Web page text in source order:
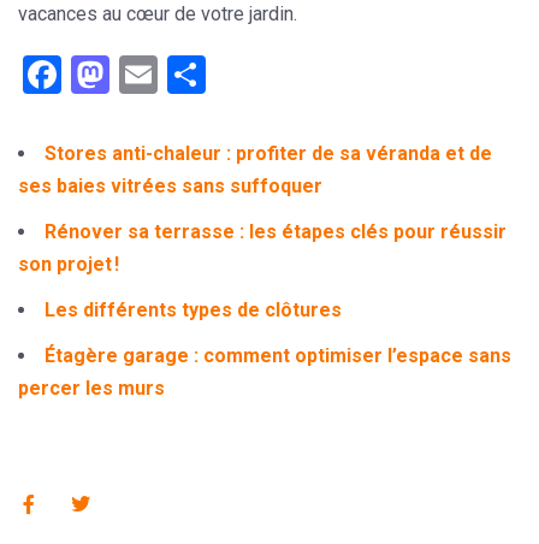
vacances au cœur de votre jardin.
Facebook
Mastodon
Email
Stores anti-chaleur : profiter de sa véranda et de
ses baies vitrées sans suffoquer
Rénover sa terrasse : les étapes clés pour réussir
son projet !
Les différents types de clôtures
Étagère garage : comment optimiser l’espace sans
percer les murs